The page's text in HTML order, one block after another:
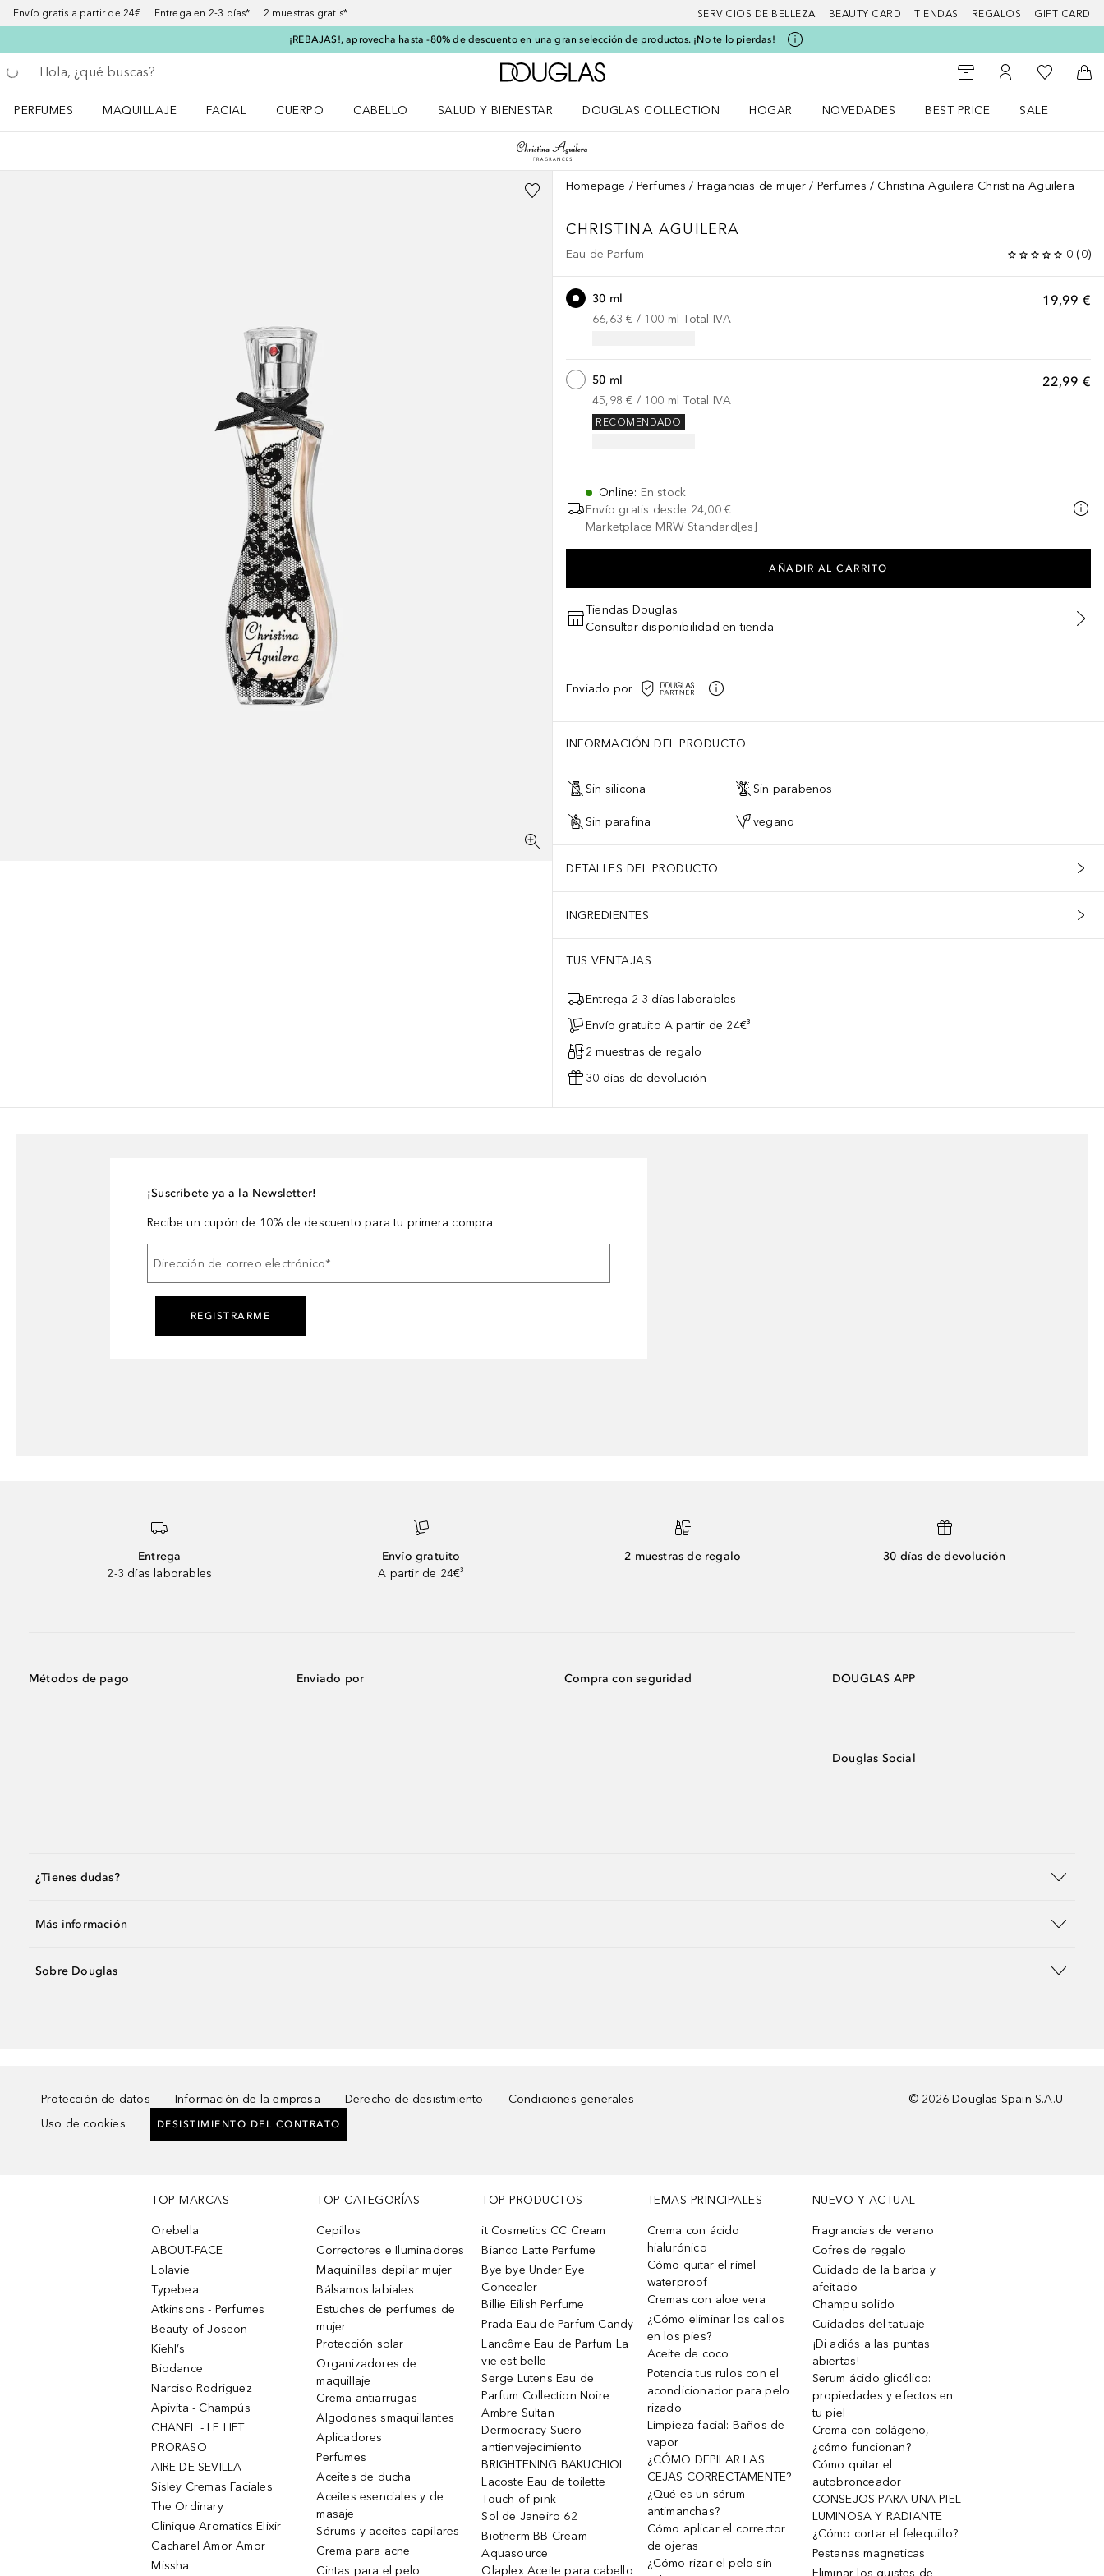
Envío gratis a partir de 24€ Entrega en 2-3 días* 2 muestras gratis* SERVICIOS DE BELLEZA BEAUTY CARD TIENDAS REGALOS GIFT CARD
¡REBAJAS!, aprovecha hasta -80% de descuento en una gran selección de productos. ¡No te lo pierdas!
Regresar
Ejecutar búsqueda
A Douglas Home
Al Storefinder
Mi cuenta
Mi lista de
A
PERFUMES
MAQUILLAJE
FACIAL
CUERPO
CABELLO
SALUD Y BIENESTAR
DOUGLAS COLLECTION
HOGAR
NOVEDADES
BEST PRICE
SALE
Homepage Perfumes Fragancias de mujer Perfumes Christina Aguilera Christina Aguilera
CHRISTINA AGUILERA
Eau de Parfum 0 (0)
19,99 €
30 ml
66,63 € / 100 ml Total IVA
22,99 €
50 ml
45,98 € / 100 ml Total IVA
RECOMENDADO
Online: En stock
Envío gratis desde 24,00 €
Marketplace MRW Standard[es]
AÑADIR AL CARRITO
Tiendas Douglas
Consultar disponibilidad en tienda
Enviado por
INFORMACIÓN DEL PRODUCTO
Sin silicona Sin parabenos
Sin parafina vegano
DETALLES DEL PRODUCTO
INGREDIENTES
TUS VENTAJAS
Entrega 2-3 días laborables
Envío gratuito A partir de 24€³
2 muestras de regalo
30 días de devolución
¡Suscríbete ya a la Newsletter!
Recibe un cupón de 10% de descuento para tu primera compra
Dirección de correo electrónico*
REGISTRARME
Entrega
2-3 días laborables
Envío gratuito
A partir de 24€³
2 muestras de regalo 30 días de devolución
Métodos de pago Enviado por Compra con seguridad DOUGLAS APP
Douglas Social
¿Tienes dudas?
Más información
Sobre Douglas
Protección de datos Información de la empresa Derecho de desistimiento
Condiciones generales
Uso de cookies
DESISTIMIENTO DEL CONTRATO
© 2026 Douglas Spain S.A.U
TOP MARCAS
Orebella
ABOUT-FACE
Lolavie
Typebea
Atkinsons - Perfumes
Beauty of Joseon
Kiehl’s
Biodance
Narciso Rodriguez
Apivita - Champús
CHANEL - LE LIFT
PRORASO
AIRE DE SEVILLA
Sisley Cremas Faciales
The Ordinary
Clinique Aromatics Elixir
Cacharel Amor Amor
Missha
TOP CATEGORÍAS
Cepillos
Correctores e Iluminadores
Maquinillas depilar mujer
Bálsamos labiales
Estuches de perfumes de
mujer
Protección solar
Organizadores de
maquillaje
Crema antiarrugas
Algodones smaquillantes
Aplicadores
Perfumes
Aceites de ducha
Aceites esenciales y de
masaje
Sérums y aceites capilares
Crema para acne
Cintas para el pelo
TOP PRODUCTOS
it Cosmetics CC Cream
Bianco Latte Perfume
Bye bye Under Eye
Concealer
Billie Eilish Perfume
Prada Eau de Parfum Candy
Lancôme Eau de Parfum La
vie est belle
Serge Lutens Eau de
Parfum Collection Noire
Ambre Sultan
Dermocracy Suero
antienvejecimiento
BRIGHTENING BAKUCHIOL
Lacoste Eau de toilette
Touch of pink
Sol de Janeiro 62
Biotherm BB Cream
Aquasource
Olaplex Aceite para cabello
TEMAS PRINCIPALES
Crema con ácido
hialurónico
Cómo quitar el rímel
waterproof
Cremas con aloe vera
¿Cómo eliminar los callos
en los pies?
Aceite de coco
Potencia tus rulos con el
acondicionador para pelo
rizado
Limpieza facial: Baños de
vapor
¿CÓMO DEPILAR LAS
CEJAS CORRECTAMENTE?
¿Qué es un sérum
antimanchas?
Cómo aplicar el corrector
de ojeras
¿Cómo rizar el pelo sin
NUEVO Y ACTUAL
Fragrancias de verano
Cofres de regalo
Cuidado de la barba y
afeitado
Champu solido
Cuidados del tatuaje
¡Di adiós a las puntas
abiertas!
Serum ácido glicólico:
propiedades y efectos en
tu piel
Crema con colágeno,
¿cómo funcionan?
Cómo quitar el
autobronceador
CONSEJOS PARA UNA PIEL
LUMINOSA Y RADIANTE
¿Cómo cortar el felequillo?
Pestanas magneticas
Eliminar los quistes de